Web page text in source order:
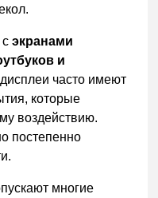
сэкранами
и
часто имеют
которые
воздействию.
постепенно
многие